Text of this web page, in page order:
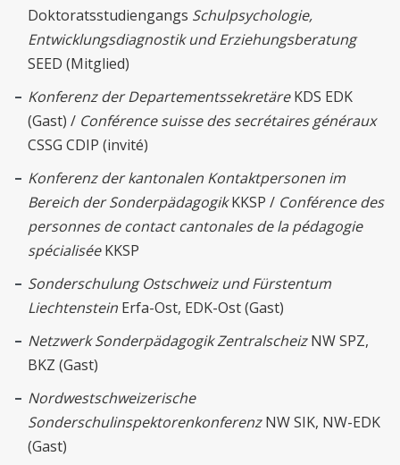
Doktoratsstudiengangs Schulpsychologie,
Entwicklungsdiagnostik und Erziehungsberatung
SEED (Mitglied)
Konferenz der DepartementssekretäreKDS EDK
(Gast) / Conférence suisse des secrétaires généraux
CSSG CDIP (invité)
Konferenz der kantonalen Kontaktpersonen im
Bereich der SonderpädagogikKKSP / Conférence des
personnes de contact cantonales de la pédagogie
spécialiséeKKSP
Sonderschulung Ostschweiz und Fürstentum
Liechtenstein Erfa-Ost, EDK-Ost (Gast)
Netzwerk Sonderpädagogik ZentralscheizNW SPZ,
BKZ (Gast)
Nordwestschweizerische
SonderschulinspektorenkonferenzNW SIK, NW-EDK
(Gast)